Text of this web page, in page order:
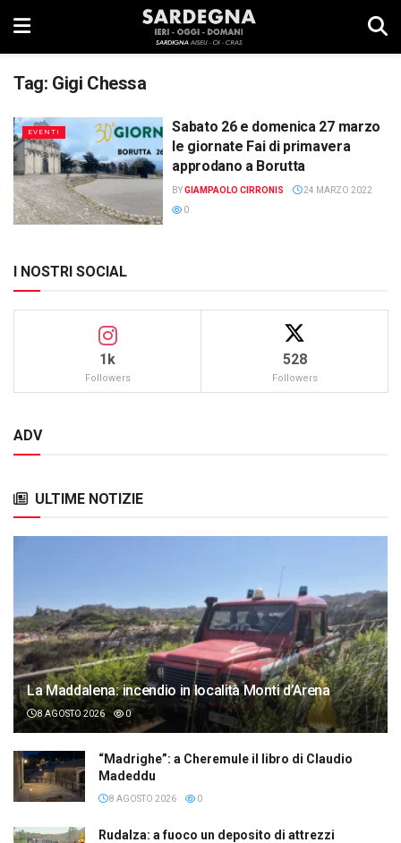
Tag: Gigi Chessa
EVENTI
Sabato 26 e domenica 27 marzo
le giornate Fai di primavera
approdano a Borutta
BYGIAMPAOLO CIRRONIS
24 MARZO 2022
0
I NOSTRI SOCIAL
1k
Followers
528
Followers
ADV
ULTIME NOTIZIE
La Maddalena: incendio in località Monti d’Arena
8 AGOSTO 2026 0
“Madrighe”: a Cheremule il libro di Claudio
Madeddu
8 AGOSTO 2026 0
Rudalza: a fuoco un deposito di attrezzi